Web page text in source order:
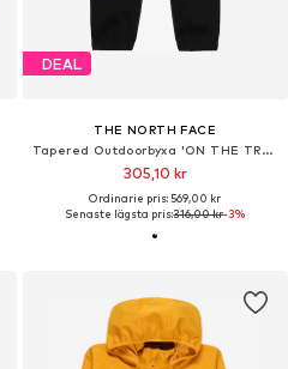
DEAL
THE NORTH FACE
Tapered Outdoorbyxa 'ON THE TRAIL'
305,10 kr
Ordinarie pris: 569,00 kr
Senaste lägsta pris:316,00 kr-3%